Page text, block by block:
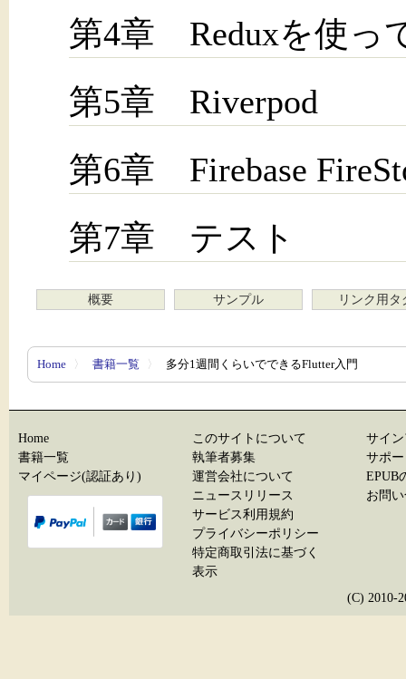
第4章 Reduxを使っ
第5章 Riverpod
第6章 Firebase
第7章 テスト
概要 サンプル リンク用タ
Home 〉 書籍一覧 〉 多分1週間くらいでできるFlutter入門
Home
書籍一覧
マイページ(認証あり)
このサイトについて
執筆者募集
運営会社について
ニュースリリース
サービス利用規約
プライバシーポリシー
特定商取引法に基づく
表示
サイ
サポ
EPUB
お問
(C) 2010-